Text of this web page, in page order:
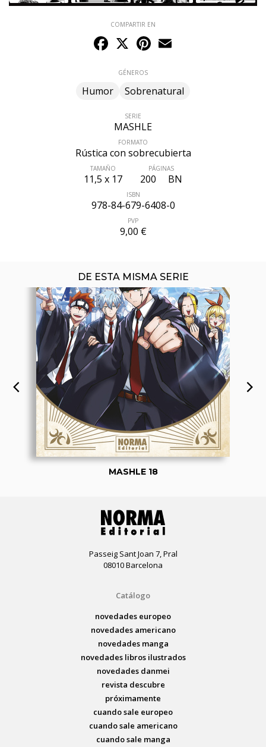
COMPARTIR EN
Facebook
X Pinterest
GÉNEROS
Humor Sobrenatural
SERIE
MASHLE
FORMATO
Rústica con sobrecubierta
TAMAÑO
11,5 x 17
PÁGINAS
200 BN
ISBN
978-84-679-6408-0
PVP
9,00 €
DE ESTA MISMA SERIE
ÚLTIMO NÚMERO PUBLICADO
MASHLE 18
Passeig Sant Joan 7, Pral
08010 Barcelona
Catálogo
novedades europeo
novedades americano
novedades manga
novedades libros ilustrados
novedades danmei
revista descubre
próximamente
cuando sale europeo
cuando sale americano
cuando sale manga